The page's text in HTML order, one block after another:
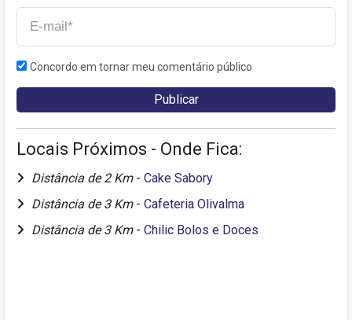
Concordo em tornar meu comentário público
Locais Próximos - Onde Fica:
Distância de 2 Km - Cake Sabory
Distância de 3 Km - Cafeteria Olivalma
Distância de 3 Km - Chilic Bolos e Doces